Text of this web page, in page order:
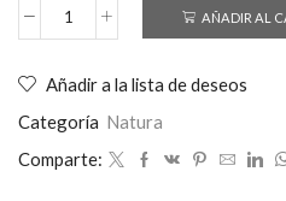
AÑADIR AL
Añadir a la lista de deseos
Categoría Natura
Comparte: